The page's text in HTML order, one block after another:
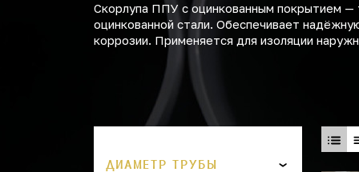
Скорлупа ППУ с оцинкованным покрытием —
оцинкованной стали. Обеспечивает
коррозии. Применяется для изоляции
ДИАМЕТР ТРУБЫ